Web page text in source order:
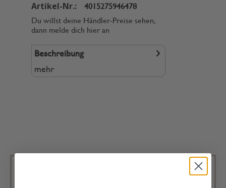
Artikel-Nr.:
4015275946478
Du willst deine Händler-Preise sehen,
dann melde dich hier an
Beschreibung
mehr